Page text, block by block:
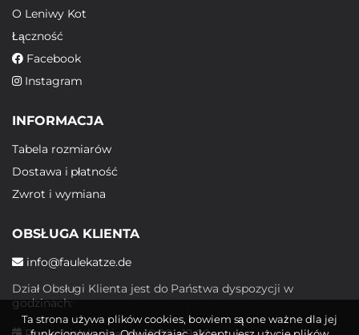
O Leniwy Kot
Łączność
Facebook
Instagram
INFORMACJA
Tabela rozmiarów
Dostawa i płatność
Zwrot i wymiana
OBSŁUGA KLIENTA
info@faulekatze.de
Dział Obsługi Klienta jest do Państwa dyspozycji w
godzinach:
Ta strona używa plików cookies, bowiem są one ważne dla jej